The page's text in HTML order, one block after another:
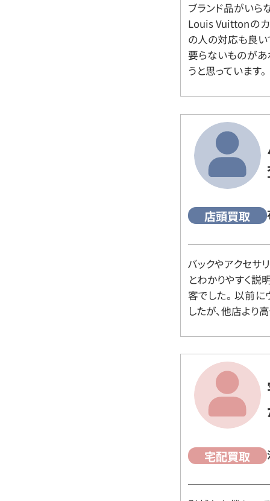
ブランド品がいら
Louis Vuittonの
の人の対応も良い
要らないものがあ
うと思っています。
店頭買取
バックやアクセサ
とわかりやすく説
客でした。 以前
したが、他店より
宅配買取